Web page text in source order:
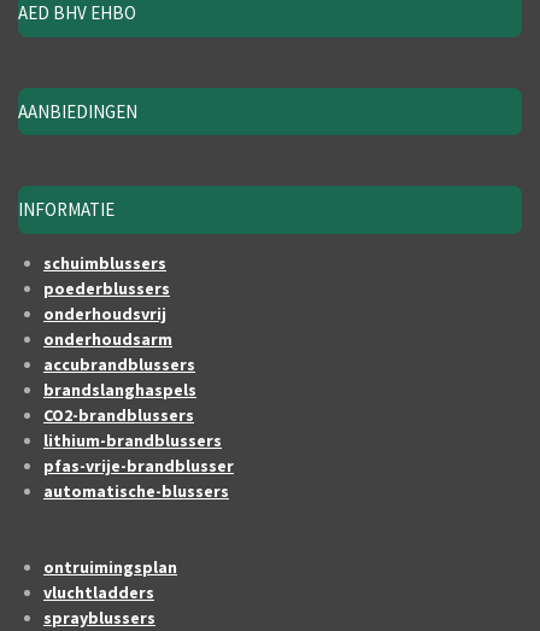
AED BHV EHBO
AANBIEDINGEN
INFORMATIE
schuimblussers
poederblussers
onderhoudsvrij
onderhoudsarm
accubrandblussers
brandslanghaspels
CO2-brandblussers
lithium-brandblussers
pfas-vrije-brandblusser
automatische-blussers
ontruimingsplan
vluchtladders
sprayblussers